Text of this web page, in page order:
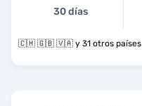
30 días
🇨🇭 🇬🇧 🇻🇦 y 31 otros países